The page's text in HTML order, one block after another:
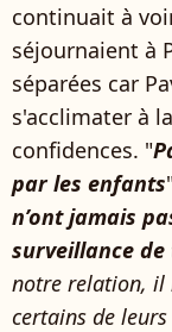
continuait à
séjournaient à
séparées car
s'acclimater à
confidences. "
par les enfants
n’ont jamais
surveillance
notre relation, il
certains de